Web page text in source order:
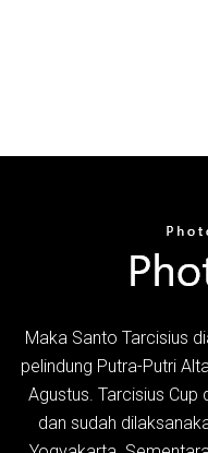
Maka Santo Tarcisius
pelindung Putra-Putri
Agustus. Tarcisius Cup
dan sudah